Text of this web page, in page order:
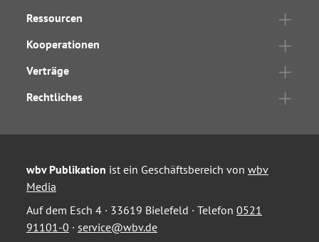
Ressourcen
Kooperationen
Verträge
Rechtliches
wbv Publikation ist ein Geschäftsbereich von wbv
Media
Auf dem Esch 4 · 33619 Bielefeld · Telefon 0521
91101-0 · service@wbv.de